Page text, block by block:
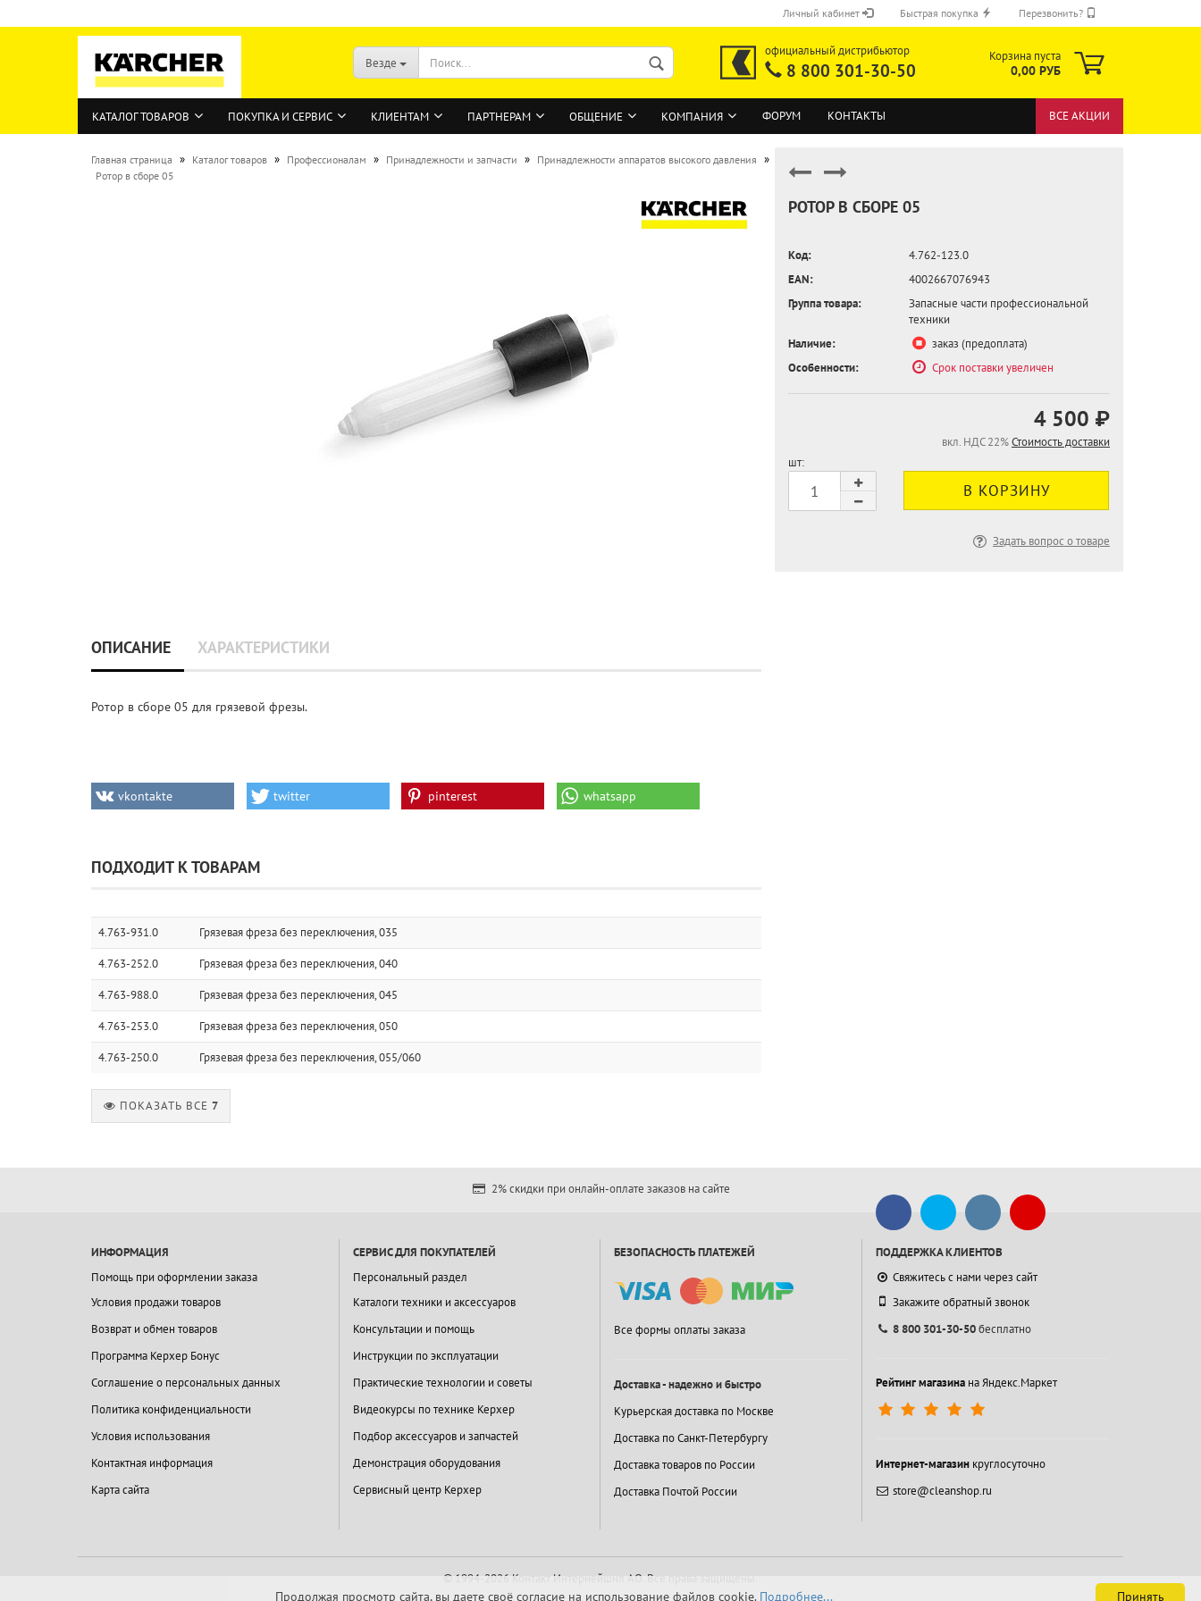
Личный кабинет
ВОЙТИ
Быстрая покупка Перезвонить?
Везде
официальный дистрибьютор
8 800 301-30-50
Корзина пуста
0,00 РУБ
КАТАЛОГ ТОВАРОВ ПОКУПКА И СЕРВИС КЛИЕНТАМ ПАРТНЕРАМ ОБЩЕНИЕ КОМПАНИЯ ФОРУМ КОНТАКТЫ ВСЕ АКЦИИ
Главная страница » Каталог товаров » Профессионалам » Принадлежности и запчасти » Принадлежности аппаратов высокого давления »
Ротор в сборе 05
РОТОР В СБОРЕ 05
Код:
4.762-123.0
EAN:
4002667076943
Группа товара:
Запасные части профессиональной
техники
Наличие:
заказ (предоплата)
Особенности:
Срок поставки увеличен
4 500 ₽
вкл. НДС 22%Стоимость доставки
шт:
Задать вопрос о товаре
ОПИСАНИЕ ХАРАКТЕРИСТИКИ
Ротор в сборе 05 для грязевой фрезы.
vkontakte twitter pinterest whatsapp
ПОДХОДИТ К ТОВАРАМ
4.763-931.0 Грязевая фреза без переключения, 035
4.763-252.0 Грязевая фреза без переключения, 040
4.763-988.0 Грязевая фреза без переключения, 045
4.763-253.0 Грязевая фреза без переключения, 050
4.763-250.0 Грязевая фреза без переключения, 055/060
ПОКАЗАТЬ ВСЕ7
2% скидки при онлайн-оплате заказов на сайте
ИНФОРМАЦИЯ
Помощь при оформлении заказа
Условия продажи товаров
Возврат и обмен товаров
Программа Керхер Бонус
Соглашение о персональных данных
Политика конфиденциальности
Условия использования
Контактная информация
Карта сайта
СЕРВИС ДЛЯ ПОКУПАТЕЛЕЙ
Персональный раздел
Каталоги техники и аксессуаров
Консультации и помощь
Инструкции по эксплуатации
Практические технологии и советы
Видеокурсы по технике Керхер
Подбор аксессуаров и запчастей
Демонстрация оборудования
Сервисный центр Керхер
БЕЗОПАСНОСТЬ ПЛАТЕЖЕЙ
Все формы оплаты заказа
Доставка - надежно и быстро
Курьерская доставка по Москве
Доставка по Санкт-Петербургу
Доставка товаров по России
Доставка Почтой России
ПОДДЕРЖКА КЛИЕНТОВ
Свяжитесь с нами через сайт
Закажите обратный звонок
8 800 301-30-50бесплатно
Рейтинг магазинана Яндекс.Маркет
Интернет-магазинкруглосуточно
store@cleanshop.ru
© 1994-2026 Контакт Интернейшнл АО. Все права защищены.
Принять
Продолжая просмотр сайта, вы даете своё согласие на использование файлов cookie. Подробнее...